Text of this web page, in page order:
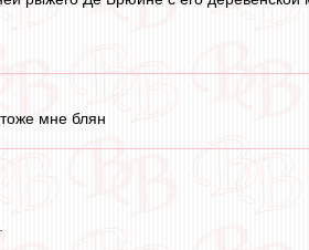
тоже мне блян